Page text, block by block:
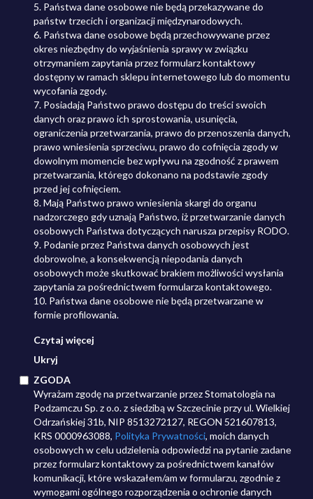
5. Państwa dane osobowe nie będą przekazywane do
państw trzecich i organizacji międzynarodowych.
6. Państwa dane osobowe będą przechowywane przez
okres niezbędny do wyjaśnienia sprawy w związku
otrzymaniem zapytania przez formularz kontaktowy
dostępny w ramach sklepu internetowego lub do momentu
wycofania zgody.
7. Posiadają Państwo prawo dostępu do treści swoich
danych oraz prawo ich sprostowania, usunięcia,
ograniczenia przetwarzania, prawo do przenoszenia danych,
prawo wniesienia sprzeciwu, prawo do cofnięcia zgody w
dowolnym momencie bez wpływu na zgodność z prawem
przetwarzania, którego dokonano na podstawie zgody
przed jej cofnięciem.
8. Mają Państwo prawo wniesienia skargi do organu
nadzorczego gdy uznają Państwo, iż przetwarzanie danych
osobowych Państwa dotyczących narusza przepisy RODO.
9. Podanie przez Państwa danych osobowych jest
dobrowolne, a konsekwencją niepodania danych
osobowych może skutkować brakiem możliwości wysłania
zapytania za pośrednictwem formularza kontaktowego.
10. Państwa dane osobowe nie będą przetwarzane w
formie profilowania.
Czytaj więcej
Ukryj
ZGODA
Wyrażam zgodę na przetwarzanie przez Stomatologia na
Podzamczu Sp. z o.o. z siedzibą w Szczecinie przy ul. Wielkiej
Odrzańskiej 31b, NIP 8513272127, REGON 521607813,
KRS 0000963088, Polityka Prywatności, moich danych
osobowych w celu udzielenia odpowiedzi na pytanie zadane
przez formularz kontaktowy za pośrednictwem kanałów
komunikacji, które wskazałem/am w formularzu, zgodnie z
wymogami ogólnego rozporządzenia o ochronie danych